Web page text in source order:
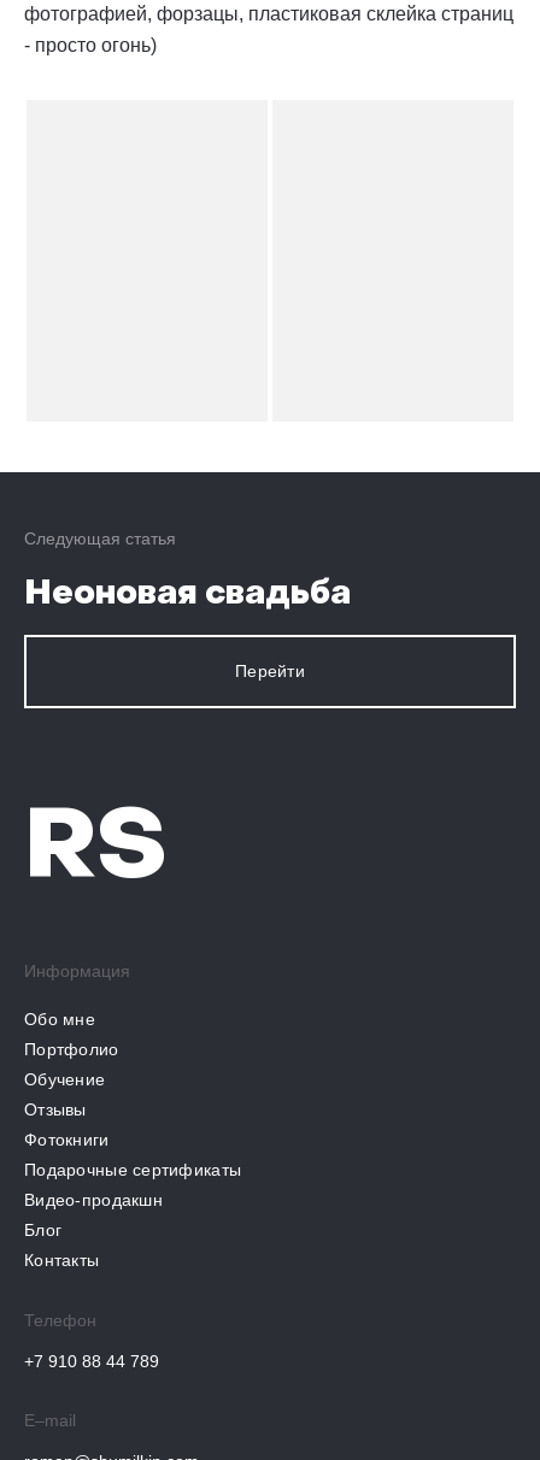
фотографией, форзацы, пластиковая склейка страниц
- просто огонь)
Следующая статья
Неоновая свадьба
Перейти
RS
Информация
Обо мне
Портфолио
Обучение
Отзывы
Фотокниги
Подарочные сертификаты
Видео-продакшн
Блог
Контакты
Телефон
+7 910 88 44 789
E–mail